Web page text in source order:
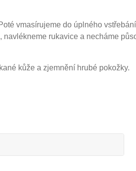
vmasírujeme do úplného
rukavice a necháme
kůže a zjemnění hrubé pokožky.